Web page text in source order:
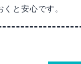
くと安心です。